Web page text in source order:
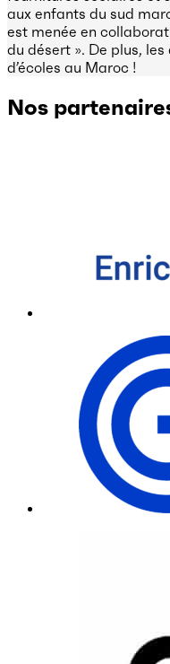
aux enfants du sud
est menée en
du désert ». De plus,
d’écoles au Maroc !
Nos